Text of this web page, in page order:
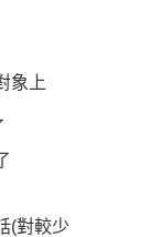
象上
(對較少